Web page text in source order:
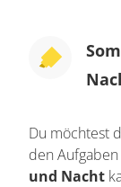
Du möchtest
den
und Nacht